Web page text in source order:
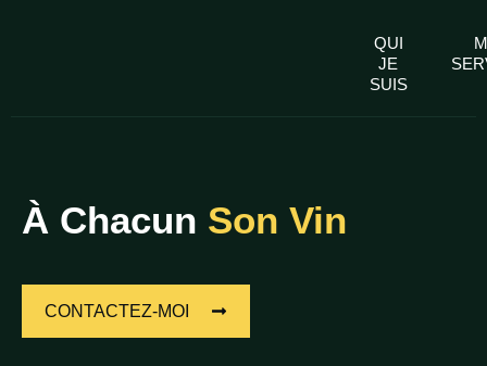
QUI
JE
SUIS
À Chacun Son Vin
CONTACTEZ-MOI